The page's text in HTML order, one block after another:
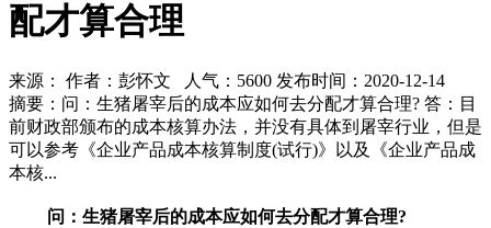
配才算合理
来源： 作者：彭怀文 人气： 5600 发布时间：2020-12-14
摘要：问：生猪屠宰后的成本应如何去分配才算合理? 答：目
前财政部颁布的成本核算办法，并没有具体到屠宰行业，但是
可以参考《企业产品成本核算制度(试行)》以及《企业产品成
本核...
问：生猪屠宰后的成本应如何去分配才算合理?